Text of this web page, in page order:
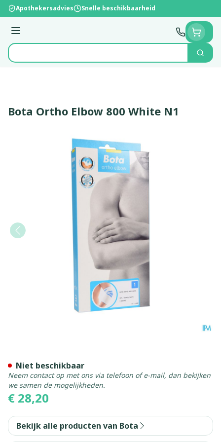
Ga naar de inhoud
Apothekersadvies Snelle beschikbaarheid
Menu
Product, merk, categorie...
Zoek
Bota Ortho Elbow 800 White N1
€ 28,20
Niet beschikbaar
Neem contact op met ons via telefoon of e-mail, dan bekijken
we samen de mogelijkheden.
Bekijk alle producten van Bota